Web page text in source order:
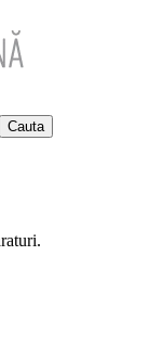
Cauta